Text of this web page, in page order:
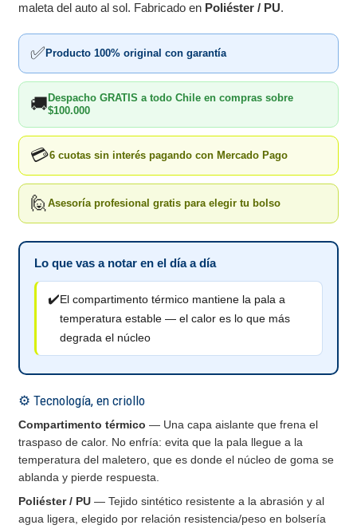
maleta del auto al sol. Fabricado en Poliéster / PU.
✅Producto 100% original con garantía
🚚Despacho GRATIS a todo Chile en compras sobre
$100.000
💳6 cuotas sin interés pagando con Mercado Pago
🙋Asesoría profesional gratis para elegir tu bolso
Lo que vas a notar en el día a día
✔️El compartimento térmico mantiene la pala a
temperatura estable — el calor es lo que más
degrada el núcleo
⚙️ Tecnología, en criollo
Compartimento térmico — Una capa aislante que frena el
traspaso de calor. No enfría: evita que la pala llegue a la
temperatura del maletero, que es donde el núcleo de goma se
ablanda y pierde respuesta.
Poliéster / PU — Tejido sintético resistente a la abrasión y al
agua ligera, elegido por relación resistencia/peso en bolsería